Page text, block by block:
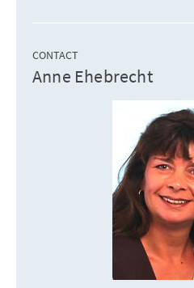
CONTACT
Anne Ehebrecht